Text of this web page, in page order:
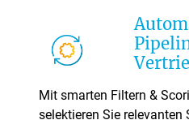
Mit smarten Filtern &
selektieren Sie relevanten